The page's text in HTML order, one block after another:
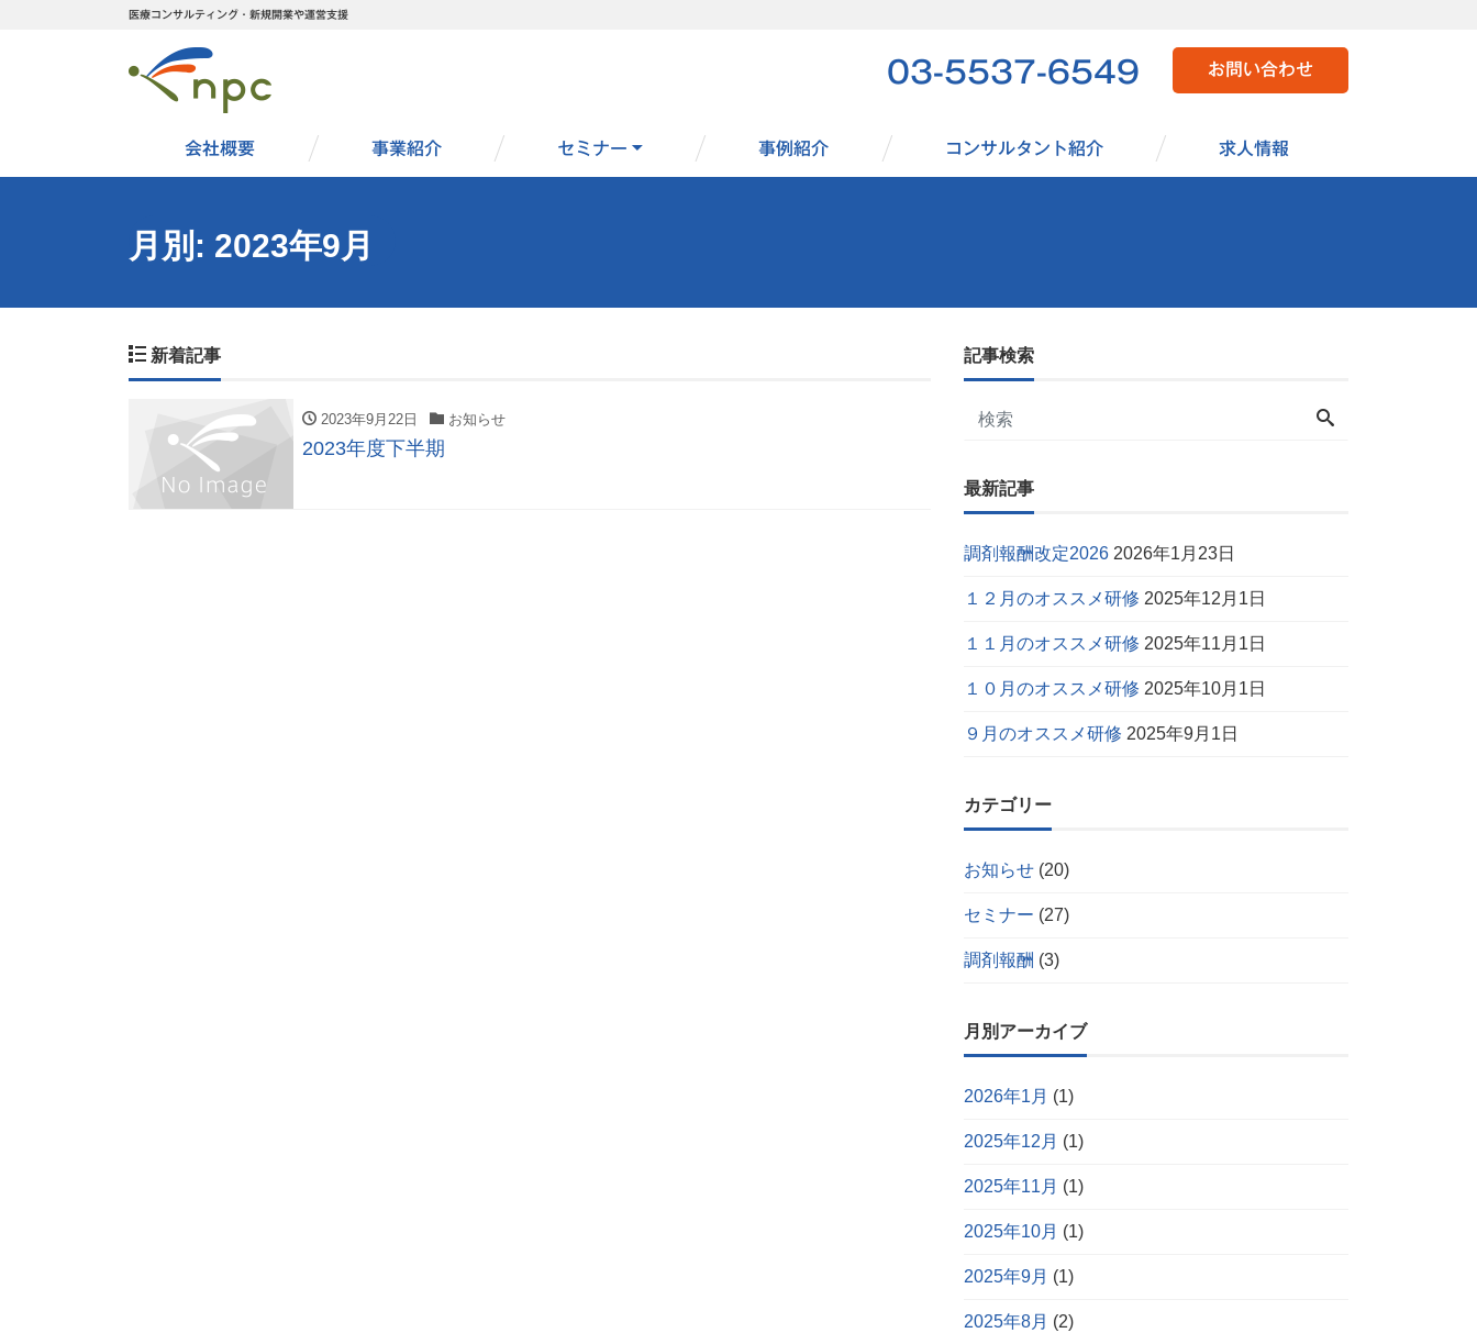
医療コンサルティング・新規開業や運営支援
03-5537-6549 お問い合わせ
会社概要 事業紹介 セミナー 事例紹介 コンサルタント紹介 求人情報
月別: 2023年9月
新着記事
2023年9月22日 お知らせ
2023年度下半期
記事検索
最新記事
調剤報酬改定2026 2026年1月23日
１２月のオススメ研修 2025年12月1日
１１月のオススメ研修 2025年11月1日
１０月のオススメ研修 2025年10月1日
９月のオススメ研修 2025年9月1日
カテゴリー
お知らせ (20)
セミナー (27)
調剤報酬 (3)
月別アーカイブ
2026年1月 (1)
2025年12月 (1)
2025年11月 (1)
2025年10月 (1)
2025年9月 (1)
2025年8月 (2)